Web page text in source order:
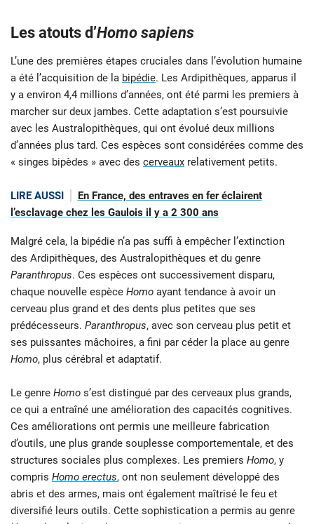
Les atouts d’Homo sapiens
L’une des premières étapes cruciales dans l’évolution humaine
a été l’acquisition de la bipédie. Les Ardipithèques, apparus il
y a environ 4,4 millions d’années, ont été parmi les premiers à
marcher sur deux jambes. Cette adaptation s’est poursuivie
avec les Australopithèques, qui ont évolué deux millions
d’années plus tard. Ces espèces sont considérées comme des
« singes bipèdes » avec des cerveaux relativement petits.
LIRE AUSSI
En France, des entraves en fer éclairent
l’esclavage chez les Gaulois il y a 2 300 ans
Malgré cela, la bipédie n’a pas suffi à empêcher l’extinction
des Ardipithèques, des Australopithèques et du genre
Paranthropus. Ces espèces ont successivement disparu,
chaque nouvelle espèce Homo ayant tendance à avoir un
cerveau plus grand et des dents plus petites que ses
prédécesseurs. Paranthropus, avec son cerveau plus petit et
ses puissantes mâchoires, a fini par céder la place au genre
Homo, plus cérébral et adaptatif.
Le genre Homo s’est distingué par des cerveaux plus grands,
ce qui a entraîné une amélioration des capacités cognitives.
Ces améliorations ont permis une meilleure fabrication
d’outils, une plus grande souplesse comportementale, et des
structures sociales plus complexes. Les premiers Homo, y
compris Homo erectus, ont non seulement développé des
abris et des armes, mais ont également maîtrisé le feu et
diversifié leurs outils. Cette sophistication a permis au genre